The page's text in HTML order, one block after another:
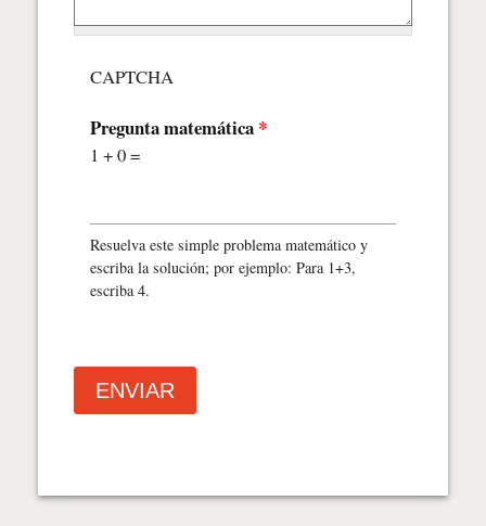
CAPTCHA
Pregunta matemática *
1 + 0 =
Resuelva este simple problema matemático y
escriba la solución; por ejemplo: Para 1+3,
escriba 4.